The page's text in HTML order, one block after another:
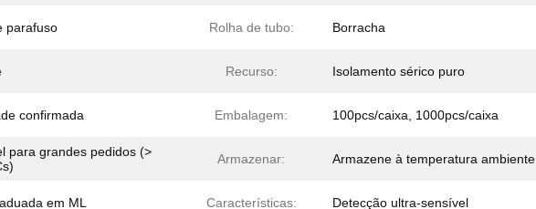
parafuso Rolha de tubo: Borracha
Recurso: Isolamento sérico puro
confirmada Embalagem: 100pcs/caixa, 1000pcs/caixa
para grandes pedidos (>
Armazenar: Armazene à temperatura ambiente
em ML Características: Detecção ultra-sensível